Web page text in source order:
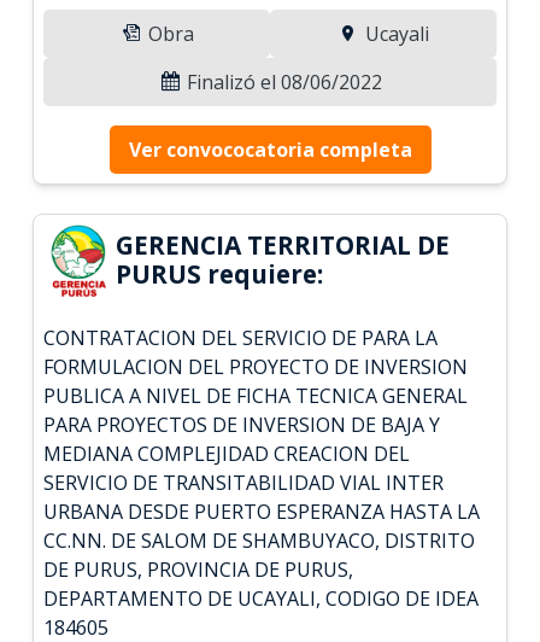
Obra
Ucayali
Finalizó el 08/06/2022
Ver convococatoria completa
GERENCIA TERRITORIAL DE
PURUS requiere:
CONTRATACION DEL SERVICIO DE PARA LA
FORMULACION DEL PROYECTO DE INVERSION
PUBLICA A NIVEL DE FICHA TECNICA GENERAL
PARA PROYECTOS DE INVERSION DE BAJA Y
MEDIANA COMPLEJIDAD CREACION DEL
SERVICIO DE TRANSITABILIDAD VIAL INTER
URBANA DESDE PUERTO ESPERANZA HASTA LA
CC.NN. DE SALOM DE SHAMBUYACO, DISTRITO
DE PURUS, PROVINCIA DE PURUS,
DEPARTAMENTO DE UCAYALI, CODIGO DE IDEA
184605